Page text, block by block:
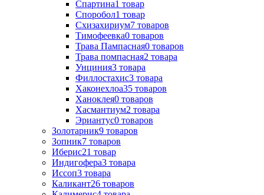
Спартина1 товар
Споробол1 товар
Схизахириум7 товаров
Тимофеевка0 товаров
Трава Пампасная0 товаров
Трава помпасная2 товара
Унциния3 товара
Филлостахис3 товара
Хаконехлоа35 товаров
Ханоклея0 товаров
Хасмантиум2 товара
Эриантус0 товаров
Золотарник9 товаров
Зопник7 товаров
Иберис21 товар
Индигофера3 товара
Иссоп3 товара
Каликант26 товаров